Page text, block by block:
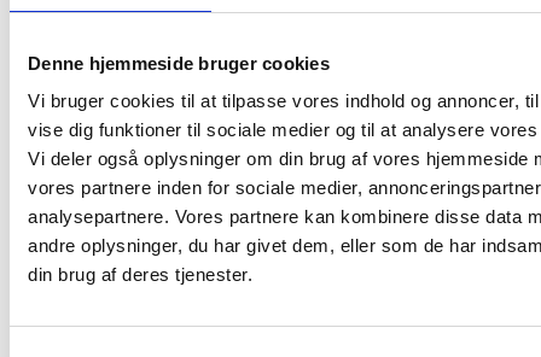
Denne hjemmeside bruger cookies
Vi bruger cookies til at tilpasse vores indhold og annoncer,
vise dig funktioner til sociale medier og til at analysere
Vi deler også oplysninger om din brug af vores hjemmeside
vores partnere inden for sociale medier,
analysepartnere. Vores partnere kan kombinere disse data
andre oplysninger, du har givet dem, eller som de har
din brug af deres tjenester.
Badevandsprofil Kragesand
Badevandsprofil Lambjerglund
Badevandsprofil Lusig Strand
Badevandsprofil Mommark Marina
Badevandsprofil Skivedepotet
Badevandsprofil Sønderborg